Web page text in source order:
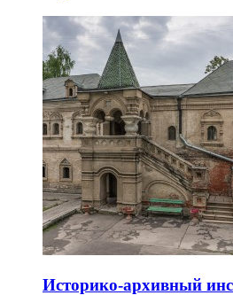
Историко-архивный